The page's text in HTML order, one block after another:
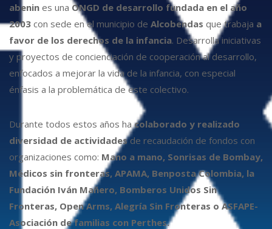
abenin es una ONGD de desarrollo fundada en el año
2003 con sede en el municipio de Alcobendas que trabaja a
favor de los derechos de la infancia. Desarrolla iniciativas
y proyectos de concienciación de cooperación al desarrollo,
enfocados a mejorar la vida de la infancia, con especial
énfasis a la problemática de este colectivo.
Durante todos estos años hacolaborado y realizado
diversidad de actividadesde recaudación de fondos con
organizaciones como: Mano a mano, Sonrisas de Bombay,
Médicos sin fronteras, APAMA, Benposta Colombia, la
Fundación Iván Mañero, Bomberos Unidos Sin
Fronteras, Open Arms, Alegría Sin Fronteras o ASFAPE-
Asociación de familias con Perthes.